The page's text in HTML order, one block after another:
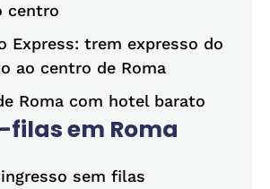
centro
Express: trem expresso do
ao centro de Roma
Roma com hotel barato
filas em Roma
ingresso sem filas